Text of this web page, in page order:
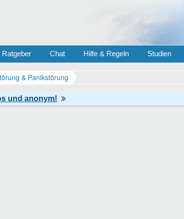
Ratgeber Chat Hilfe & Regeln Studien
& Panikstörung